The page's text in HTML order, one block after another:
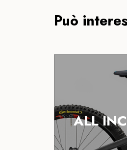
Può
ALL